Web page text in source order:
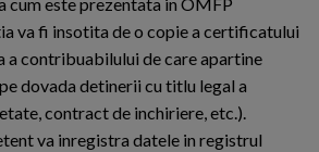
va fi insotita de o copie a certificatului
a contribuabilului de care apartine
dovada detinerii cu titlu legal a
contract de inchiriere, etc.).
va inregistra datele in registrul